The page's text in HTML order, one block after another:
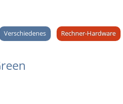
Verschiedenes Rechner-Hardware